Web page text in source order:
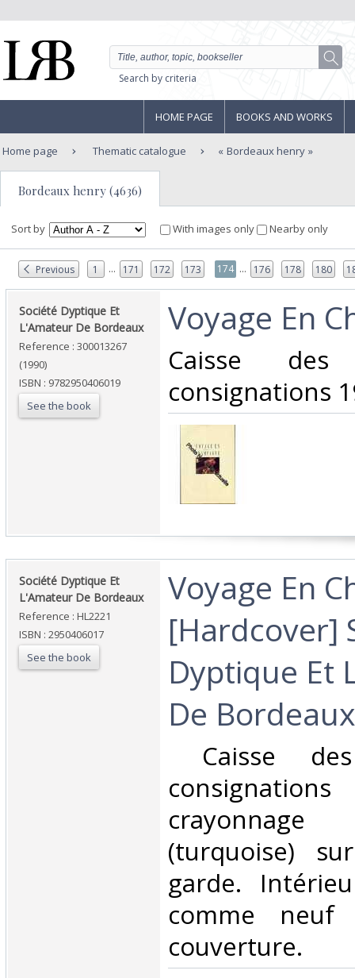
Search by criteria
HOME PAGE BOOKS AND WORKS
Home page Thematic catalogue Bordeaux henry
Bordeaux henry (4636)
Sort by With images only Nearby only
Previous 1 ... 171 172 173 174 ... 176 178 180
‎Société Dyptique Et
L'Amateur De Bordeaux‎
Reference : 300013267
(1990)
ISBN : 9782950406019
See the book
‎Voyage En
‎Caisse
consignations
‎Société Dyptique Et
L'Amateur De Bordeaux ‎
Reference : HL2221
ISBN : 2950406017
See the book
‎Voyage En
[Hardcover]
Dyptique Et
De Bordeaux‎
Caisse
(turquoise)
garde.
comme
couverture. ‎